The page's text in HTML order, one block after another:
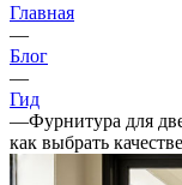
Главная
—
Блог
—
Гид
—Фурнитура для
как выбрать